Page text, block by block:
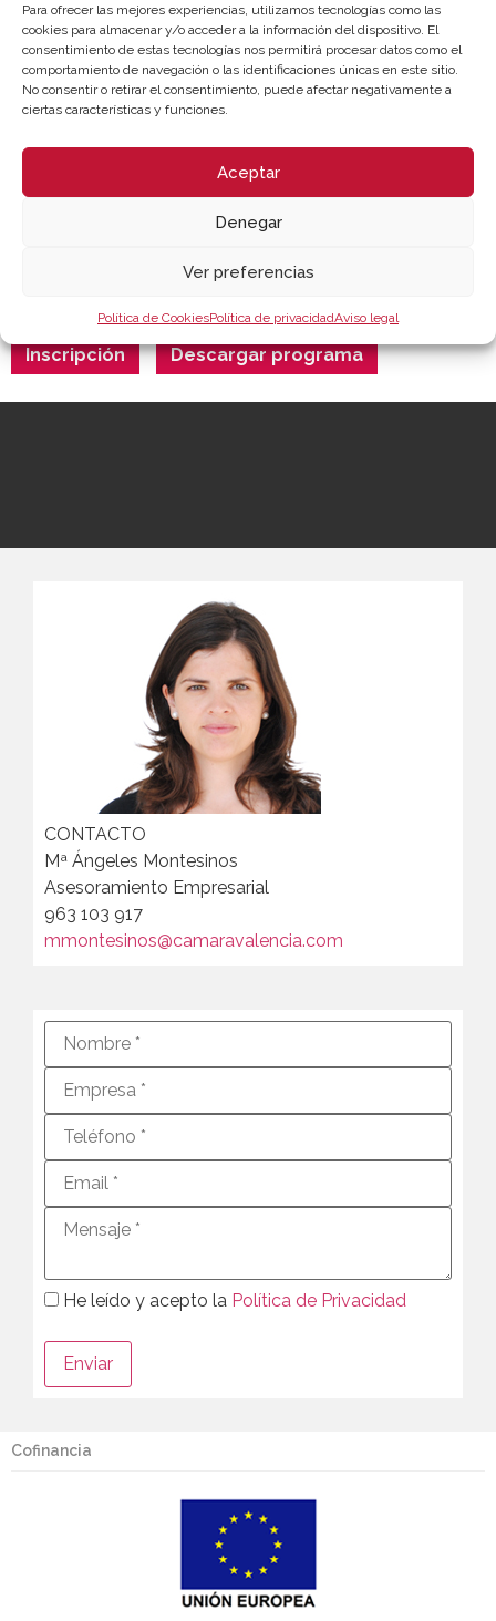
Para ofrecer las mejores experiencias, utilizamos tecnologías como las
cookies para almacenar y/o acceder a la información del dispositivo. El
consentimiento de estas tecnologías nos permitirá procesar datos como el
comportamiento de navegación o las identificaciones únicas en este sitio.
No consentir o retirar el consentimiento, puede afectar negativamente a
ciertas características y funciones.
Aceptar
Denegar
Ver preferencias
Política de CookiesPolítica de privacidadAviso legal
Coloquio y Clausura
LUGAR DE CELEBRACIÓN
Inscripción Descargar programa
CONTACTO
Mª Ángeles Montesinos
Asesoramiento Empresarial
963 103 917
mmontesinos@camaravalencia.com
He leído y acepto la Política de Privacidad
Cofinancia